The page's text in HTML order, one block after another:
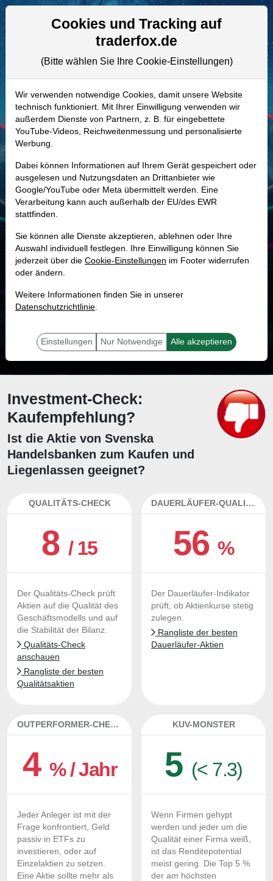
Aktien- und Artikelsuche
A14S60 | SVHH–Svenska
Handelsbanken Aktie
Realtime-Aktienkurs:
- - -
-
Marktkapitalisierung 298,40 Mrd. SEK
Unternehmenswert
Umsatz 56,80 Mrd. SEK
79.1 %
mit dieser Aktie erfolgreich sein.
Investment-Check:
Kaufempfehlung?
Ist die Aktie von Svenska
Handelsbanken zum Kaufen und
Liegenlassen geeignet?
QUALITÄTS-CHECK
8/ 15
Der Qualitäts-Check prüft
Aktien auf die Qualität des
Geschäftsmodells und auf
die Stabilität der Bilanz.
Qualitäts-Check
anschauen
Rangliste der besten
Qualitätsaktien
DAUERLÄUFER-QUALITÄTEN
56%
Der Dauerläufer-Indikator
prüft, ob Aktienkurse stetig
zulegen.
Rangliste der besten
Dauerläufer-Aktien
OUTPERFORMER-CHECK
4 % / Jahr
Jeder Anleger ist mit der
Frage konfrontiert, Geld
passiv in ETFs zu
investieren, oder auf
Einzelaktien zu setzen.
Eine Aktie sollte mehr als
KUV-MONSTER
5 (< 7.3)
Wenn Firmen gehypt
werden und jeder um die
Qualität einer Firma weiß,
ist das Renditepotential
meist gering. Die Top 5 %
der am höchsten
Cookies und Tracking auf
traderfox.de
(Bitte wählen Sie Ihre Cookie-Einstellungen)
Wir verwenden notwendige Cookies, damit unsere Website
technisch funktioniert. Mit Ihrer Einwilligung verwenden wir
außerdem Dienste von Partnern, z. B. für eingebettete
YouTube-Videos, Reichweitenmessung und personalisierte
Werbung.
Dabei können Informationen auf Ihrem Gerät gespeichert oder
ausgelesen und Nutzungsdaten an Drittanbieter wie
Google/YouTube oder Meta übermittelt werden. Eine
Verarbeitung kann auch außerhalb der EU/des EWR
stattfinden.
Sie können alle Dienste akzeptieren, ablehnen oder Ihre
Auswahl individuell festlegen. Ihre Einwilligung können Sie
jederzeit über die Cookie-Einstellungen im Footer widerrufen
oder ändern.
Weitere Informationen finden Sie in unserer
Datenschutzrichtlinie.
Einstellungen Nur Notwendige Alle akzeptieren